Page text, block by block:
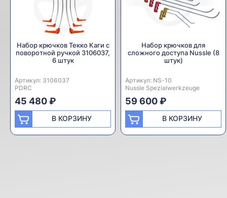
Набор крючков Текко Каги с
поворотной ручкой 3106037,
6 штук
Артикул: 3106037
Производитель:
PDRC
45 480 ₽
В КОРЗИНУ
Набор крючков для
сложного доступа Nussle (8
штук)
Артикул: NS-10
Производитель:
Nussle Spezialwerkzeuge
59 600 ₽
В КОРЗИНУ